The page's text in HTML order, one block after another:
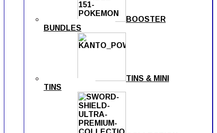
BOOSTER
BUNDLES
TINS & MINI
TINS